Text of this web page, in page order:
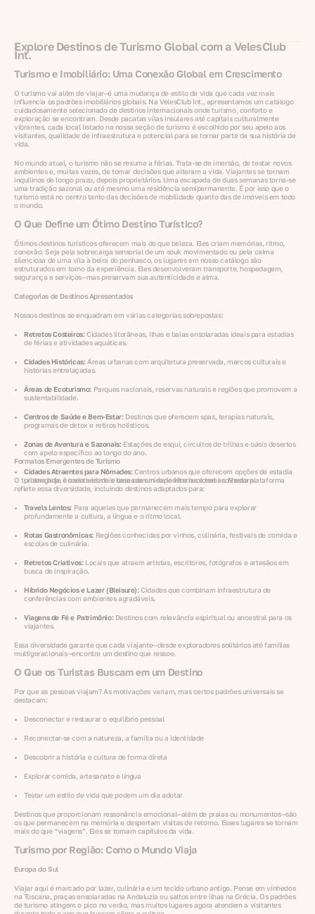
Explore Destinos de Turismo Global com a VelesClub
Int.
Turismo e Imobiliário: Uma Conexão Global em Crescimento
O turismo vai além de viajar—é uma mudança de estilo de vida que cada vez mais
influencia os padrões imobiliários globais. Na VelesClub Int., apresentamos um catálogo
cuidadosamente selecionado de destinos internacionais onde turismo, conforto e
exploração se encontram. Desde pacatas vilas insulares até capitais culturalmente
vibrantes, cada local listado na nossa seção de turismo é escolhido por seu apelo aos
visitantes, qualidade de infraestrutura e potencial para se tornar parte da sua história de
vida.
No mundo atual, o turismo não se resume a férias. Trata-se de imersão, de testar novos
ambientes e, muitas vezes, de tomar decisões que alteram a vida. Viajantes se tornam
inquilinos de longo prazo, depois proprietários. Uma escapada de duas semanas torna-se
uma tradição sazonal ou até mesmo uma residência semipermanente. É por isso que o
turismo está no centro tanto das decisões de mobilidade quanto das de imóveis em todo
o mundo.
O Que Define um Ótimo Destino Turístico?
Ótimos destinos turísticos oferecem mais do que beleza. Eles criam memórias, ritmo,
conexão. Seja pela sobrecarga sensorial de um souk movimentado ou pela calma
silenciosa de uma vila à beira do penhasco, os lugares em nosso catálogo são
estruturados em torno da experiência. Eles desenvolveram transporte, hospedagem,
segurança e serviços—mas preservam sua autenticidade e alma.
Categorias de Destinos Apresentados
Nossos destinos se enquadram em várias categorias sobrepostas:
Retretos Costeiros:Cidades litorâneas, ilhas e baías ensolaradas ideais para estadias
de férias e atividades aquáticas.
Cidades Históricas:Áreas urbanas com arquitetura preservada, marcos culturais e
histórias entrelaçadas.
Áreas de Ecoturismo: Parques nacionais, reservas naturais e regiões que promovem a
sustentabilidade.
Centros de Saúde e Bem-Estar:Destinos que oferecem spas, terapias naturais,
programas de detox e retiros holísticos.
Zonas de Aventura e Sazonais:Estações de esqui, circuitos de trilhas e oásis desertos
com apelo específico ao longo do ano.
Cidades Atraentes para Nômades:Centros urbanos que oferecem opções de estadia
prolongada, conectividade e uma comunidade internacional acolhedora.
Formatos Emergentes de Turismo
O turismo hoje é cada vez mais baseado em experiências e temas. Nossa plataforma
reflete essa diversidade, incluindo destinos adaptados para:
Travels Lentos: Para aqueles que permanecem mais tempo para explorar
profundamente a cultura, a língua e o ritmo local.
Rotas Gastronômicas: Regiões conhecidas por vinhos, culinária, festivais de comida e
escolas de culinária.
Retretos Criativos:Locais que atraem artistas, escritores, fotógrafos e artesãos em
busca de inspiração.
Híbrido Negócios e Lazer (Bleisure):Cidades que combinam infraestrutura de
conferências com ambientes agradáveis.
Viagens de Fé e Patrimônio:Destinos com relevância espiritual ou ancestral para os
viajantes.
Essa diversidade garante que cada viajante—desde exploradores solitários até famílias
multigeracionais—encontre um destino que ressoe.
O Que os Turistas Buscam em um Destino
Por que as pessoas viajam? As motivações variam, mas certos padrões universais se
destacam:
Desconectar e restaurar o equilíbrio pessoal
Reconectar-se com a natureza, a família ou a identidade
Descobrir a história e cultura de forma direta
Explorar comida, artesanato e língua
Testar um estilo de vida que podem um dia adotar
Destinos que proporcionam ressonância emocional—além de praias ou monumentos—são
os que permanecem na memória e despertam visitas de retorno. Esses lugares se tornam
mais do que “viagens”. Eles se tornam capítulos da vida.
Turismo por Região: Como o Mundo Viaja
Europa do Sul
Viajar aqui é marcado por lazer, culinária e um tecido urbano antigo. Pense em vinhedos
na Toscana, praças ensolaradas na Andaluzia ou saltos entre ilhas na Grécia. Os padrões
de turismo atingem o pico no verão, mas muitos lugares agora atendem a visitantes